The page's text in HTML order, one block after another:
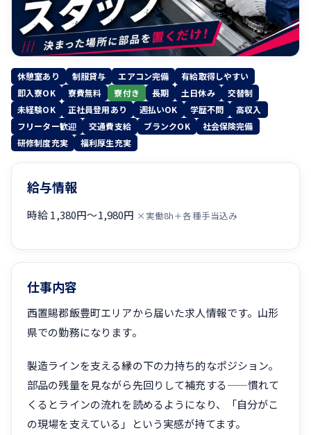
休憩室あり 制服貸与 エアコン完備
有給取得しやすい
即入寮OK
寮費無料 寮付き 長期 土日休み
交替制
未経験OK
正社員登用あり 週払いOK 学歴不問
高収入
フリーター歓迎
交通費支給 ブランクOK
社会保険完備
研修制度充実
福利厚生充実
給与情報
時給 1,380円〜1,980円 ×実働8h＋各種手当込み
仕事内容
西置賜郡飯豊町エリアから届いた求人情報です。山形
県での勤務になります。
製造ラインを支える縁の下の力持ち的なポジション。
部品の残量を見ながら先回りして補充する——慣れて
くるとラインの流れを読めるようになり、「自分がこ
の現場を支えている」という実感が持てます。